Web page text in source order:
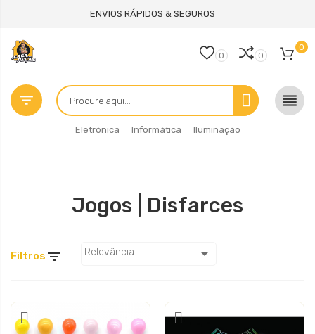
ENVIOS RÁPIDOS & SEGUROS
Eletrónica Informática Iluminação
0 0
0
 
Jogos | Disfarces
Filtros  Relevância 